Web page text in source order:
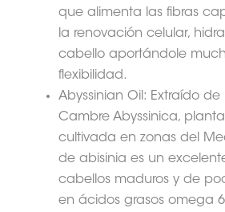
que alimenta las fibras
la renovación celular,
cabello aportándole
flexibilidad.
Abyssinian Oil: Extraído de
Cambre Abyssinica,
cultivada en zonas del
de abisinia es un
cabellos maduros y de
en ácidos grasos omega